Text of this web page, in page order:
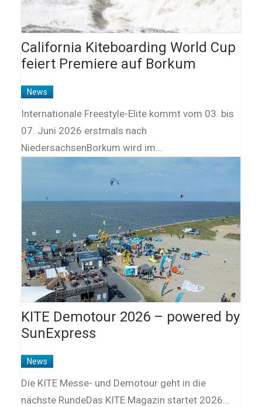
California Kiteboarding World Cup
feiert Premiere auf Borkum
News
Internationale Freestyle-Elite kommt vom 03. bis
07. Juni 2026 erstmals nach
NiedersachsenBorkum wird im…
KITE Demotour 2026 – powered by
SunExpress
News
Die KITE Messe- und Demotour geht in die
nächste RundeDas KITE Magazin startet 2026…